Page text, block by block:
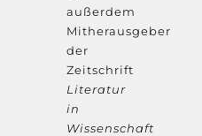
außerdem
Mitherausgeber
der
Zeitschrift
Literatur
in
Wissenschaft